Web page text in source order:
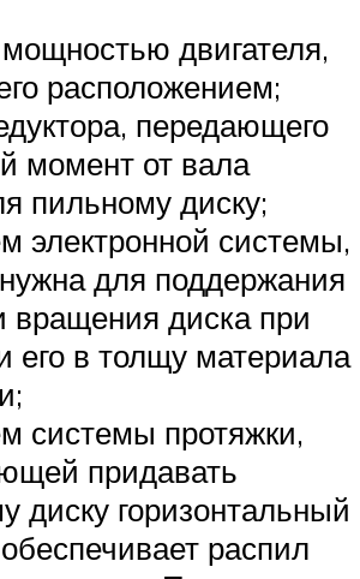
двигателя,
расположением;
передающего
момент от вала
пильному диску;
электронной системы,
для поддержания
вращения диска при
его в толщу материала
системы протяжки,
придавать
диску горизонтальный
распил